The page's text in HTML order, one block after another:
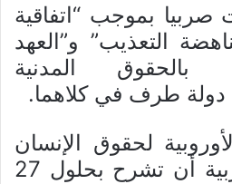
صربيا بموجب “اتفاقية
التعذيب” و”العهد
بالحقوق المدنية
دولة طرف في كلاهما.
لحقوق الإنسان
من الحكومة الصربية أن تشرح بحلول 27